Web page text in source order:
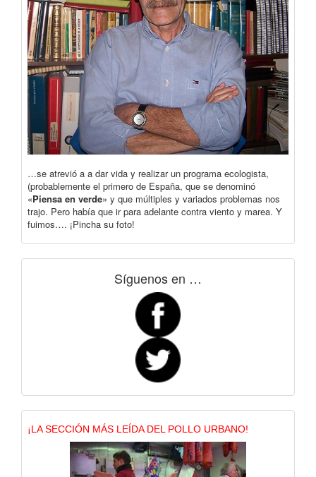
…se atrevió a a dar vida y realizar un programa ecologista,
(probablemente el primero de España, que se denominó
«Piensa en verde» y que múltiples y variados problemas nos
trajo. Pero había que ir para adelante contra viento y marea. Y
fuimos…. ¡Pincha su foto!
Síguenos en …
¡LA SECCIÓN MÁS LEÍDA DEL POLLO URBANO!